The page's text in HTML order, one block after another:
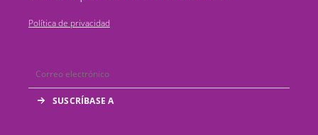
Política de privacidad